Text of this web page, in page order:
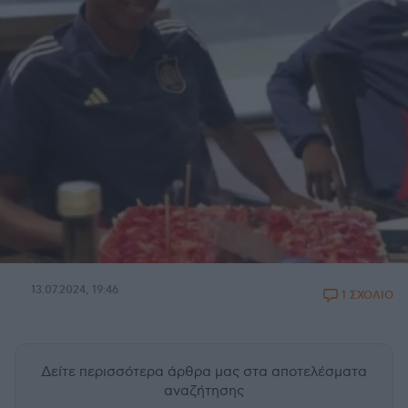
13.07.2024, 19:46 1 ΣΧΟΛΙΟ
Δείτε περισσότερα άρθρα μας στα αποτελέσματα
αναζήτησης